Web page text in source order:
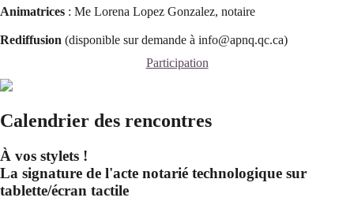
Animatrices : Me Lorena Lopez Gonzalez, notaire
Rediffusion (disponible sur demande à info@apnq.qc.ca)
Participation
Calendrier des rencontres
À vos stylets !
La signature de l'acte notarié technologique sur
tablette/écran tactile